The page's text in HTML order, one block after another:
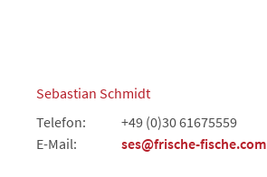
Sebastian Schmidt
Telefon:
+49 (0)30 61675559
E-Mail:
ses@frische-fische.com